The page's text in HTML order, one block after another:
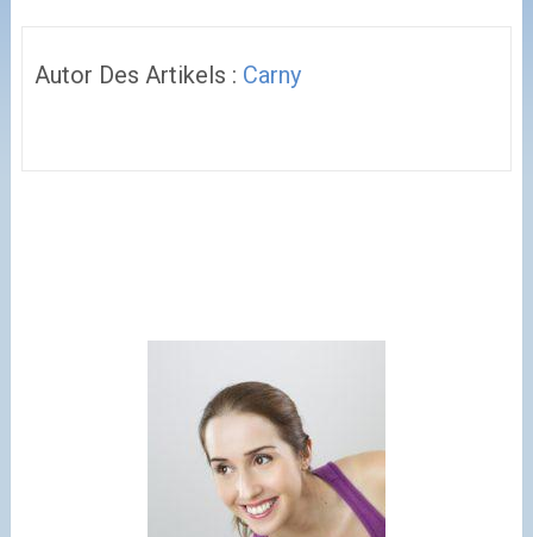
Autor Des Artikels : Carny